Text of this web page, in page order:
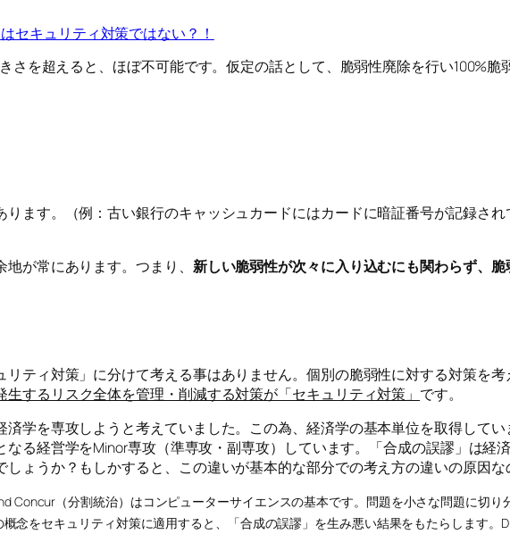
セキュリティ対策ではない？！
さを超えると、ほぼ不可能です。仮定の話として、脆弱性廃除を行い100%脆
ます。（例：古い銀行のキャッシュカードにはカードに暗証番号が記録さ
が常にあります。つまり、 新しい脆弱性が次々に入り込むにも関わらず、
ティ対策」に分けて考える事はありません。個別の脆弱性に対する対策を
生するリスク全体を管理・削減する対策が「セキュリティ対策」 です。
学を専攻しようと考えていました。この為、経済学の基本単位を取得してい
る経営学をMinor専攻（準専攻・副専攻）しています。「合成の誤謬」は経
ょうか？もしかすると、この違いが基本的な部分での考え方の違いの原因な
Concur（分割統治）はコンピューターサイエンスの基本です。問題を小さな問題に切り
念をセキュリティ対策に適用すると、「合成の誤謬」を生み悪い結果をもたらします。